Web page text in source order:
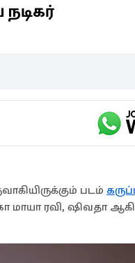
படம்
மாயா ரவி, ஷிவதா